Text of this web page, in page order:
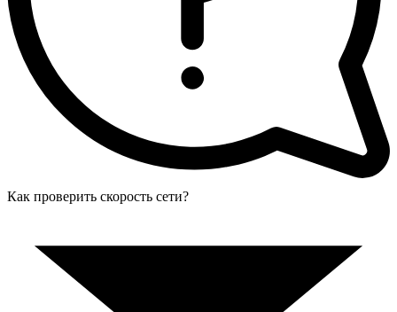
Как проверить скорость сети?